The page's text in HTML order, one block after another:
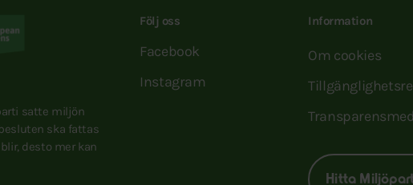
satte miljön
ska fattas
desto mer kan
Följ oss
Facebook
Instagram
Information
Om cookies
Hitta